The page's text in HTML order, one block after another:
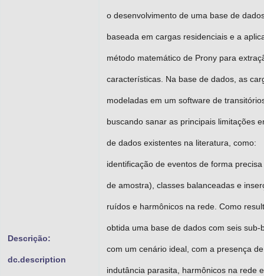
Descrição:
dc.description
o desenvolvimento de uma base de
baseada em cargas residenciais e a
método matemático de Prony para
características. Na base de dados, as
modeladas em um software de
buscando sanar as principais limitações
de dados existentes na literatura, como:
identificação de eventos de forma
de amostra), classes balanceadas e
ruídos e harmônicos na rede. Como
obtida uma base de dados com seis sub-
com um cenário ideal, com a presença de
indutância parasita, harmônicos na rede e